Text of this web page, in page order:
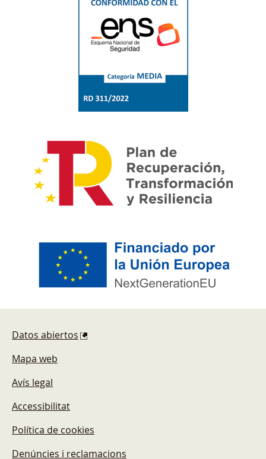
Datos abiertos
Mapa web
Avís legal
Accessibilitat
Política de cookies
Denúncies i reclamacions